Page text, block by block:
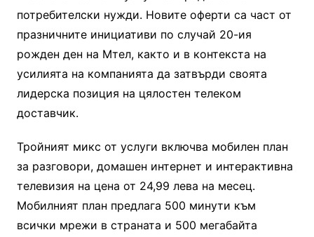
потребителски нужди. Новите оферти са част от
празничните инициативи по случай 20-ия
рожден ден на Мтел, както и в контекста на
усилията на компанията да затвърди своята
лидерска позиция на цялостен телеком
доставчик.
Тройният микс от услуги включва мобилен план
за разговори, домашен интернет и интерактивна
телевизия на цена от 24,99 лева на месец.
Мобилният план предлага 500 минути към
всички мрежи в страната и 500 мегабайта